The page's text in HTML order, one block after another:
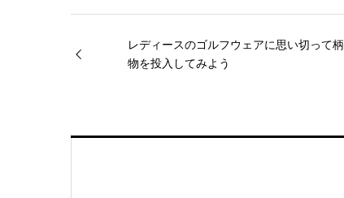
レディースのゴルフウェアに思い切って柄
物を投入してみよう